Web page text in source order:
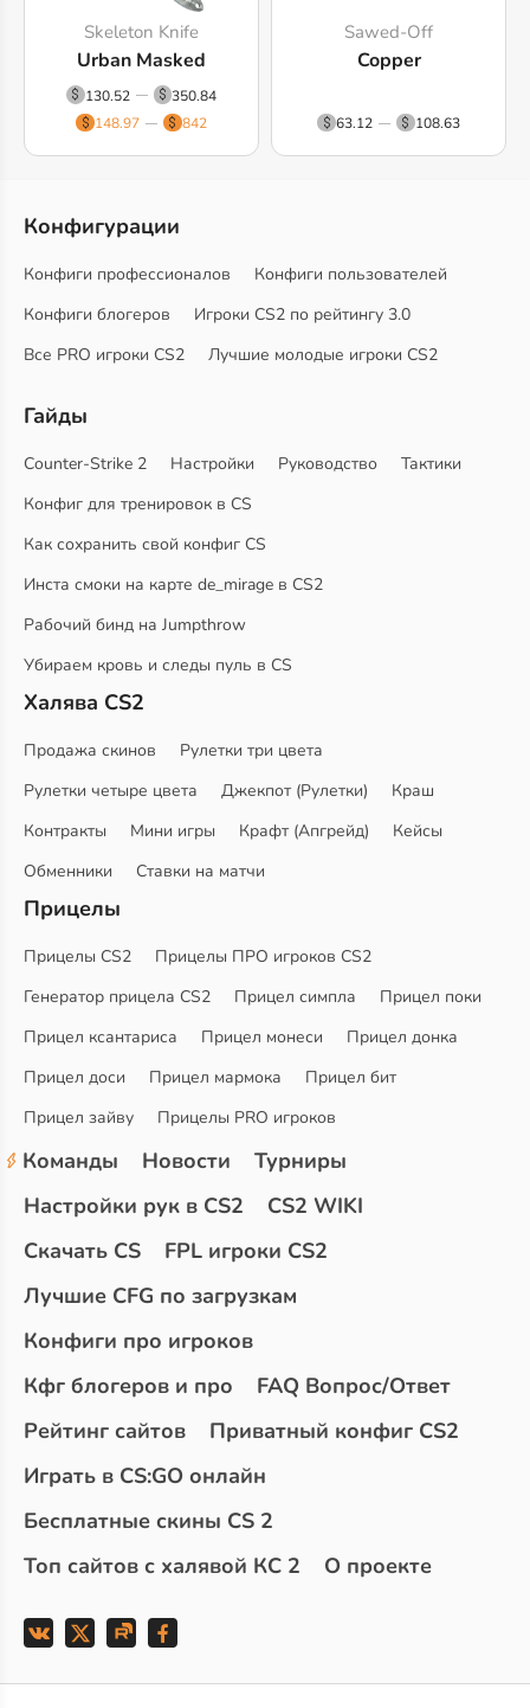
Skeleton Knife
Urban Masked
130.52
350.84
148.97
842
Sawed-Off
Copper
63.12 108.63
Конфигурации
Конфиги профессионалов
Конфиги пользователей
Конфиги блогеров
Игроки CS2 по рейтингу 3.0
Все PRO игроки CS2
Лучшие молодые игроки CS2
Гайды
Counter-Strike 2 Настройки Руководство
Тактики
Конфиг для тренировок в CS
Как сохранить свой конфиг CS
Инста смоки на карте de_mirage в CS2
Рабочий бинд на Jumpthrow
Убираем кровь и следы пуль в CS
Халява CS2
Продажа скинов
Рулетки три цвета
Рулетки четыре цвета
Джекпот (Рулетки)
Краш
Контракты
Мини игры Крафт (Апгрейд)
Кейсы
Обменники
Ставки на матчи
Прицелы
Прицелы CS2
Прицелы ПРО игроков CS2
Генератор прицела CS2
Прицел симпла
Прицел поки
Прицел ксантариса
Прицел монеси
Прицел донка
Прицел доси
Прицел мармока
Прицел бит
Прицел зайву
Прицелы PRO игроков
Команды Новости
Турниры
Настройки рук в CS2
CS2 WIKI
Скачать CS
FPL игроки CS2
Лучшие CFG по загрузкам
Конфиги про игроков
Кфг блогеров и про
FAQ Вопрос/Ответ
Рейтинг сайтов
Приватный конфиг CS2
Играть в CS:GO онлайн
Бесплатные скины CS 2
Топ сайтов с халявой КС 2
О проекте